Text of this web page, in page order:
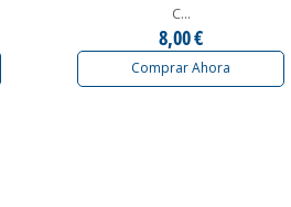
C...
8,00 €
Comprar Ahora